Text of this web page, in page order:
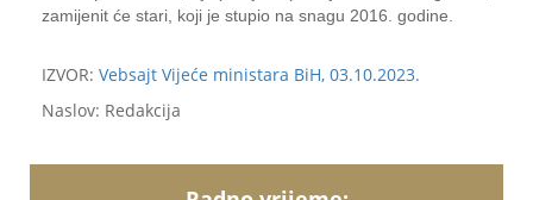
zamijenit će stari, koji je stupio na snagu 2016. godine.
IZVOR: Vebsajt Vijeće ministara BiH, 03.10.2023.
Naslov: Redakcija